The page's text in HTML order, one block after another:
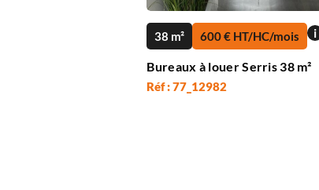
38 m² 600 € HT/HC/mois i
Bureaux à louer Serris 38 m²
Réf : 77_12982